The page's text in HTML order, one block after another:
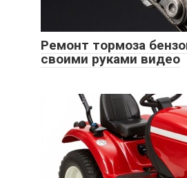
Ремонт тормоза
своими руками видео